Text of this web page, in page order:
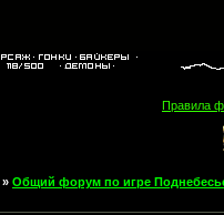
Правила
» Общий форум по игре